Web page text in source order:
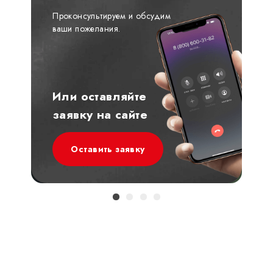
Проконсультируем и обсудим
ваши пожелания.
Или оставляйте
заявку на сайте
Оставить заявку